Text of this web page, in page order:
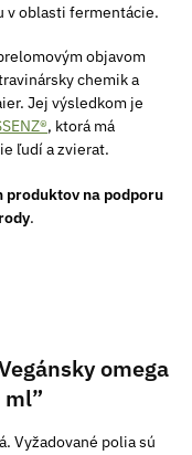
v oblasti fermentácie.
objavom
chemik a
Jej výsledkom je
, ktorá má
ľudí a zvierat.
produktov na podporu
.
omega
ml”
Vyžadované polia sú